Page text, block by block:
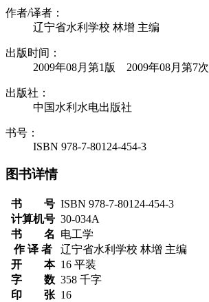
作者/译者：
辽宁省水利学校 林增 主编
出版时间：
2009年08月第1版 2009年08月第7
出版社：
中国水利水电出版社
书号：
ISBN 978-7-80124-454-3
图书详情
书 号 ISBN 978-7-80124-454-3
计算机号 30-034A
书 名
电工学
作 译 者
辽宁省水利学校 林增 主编
开 本 16 平装
字 数 358 千字
印 张 16